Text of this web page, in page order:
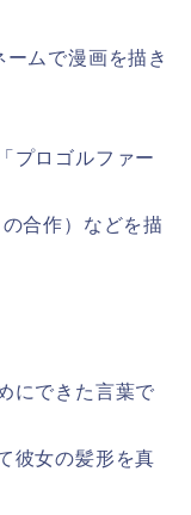
ムで漫画を描き
プロゴルファー
合作）などを描
にできた言葉で
彼女の髪形を真